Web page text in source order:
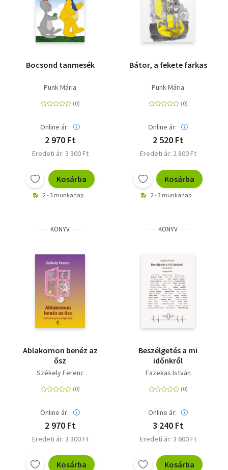
Bocsond tanmesék
Punk Mária
Online ár:
2 970 Ft
Eredeti ár: 3 300 Ft
Kosárba
2 - 3 munkanap
Bátor, a fekete farkas
Punk Mária
Online ár:
2 520 Ft
Eredeti ár: 2 800 Ft
Kosárba
2 - 3 munkanap
KÖNYV
Ablakomon benéz az
ősz
Székely Ferenc
Online ár:
2 970 Ft
Eredeti ár: 3 300 Ft
Kosárba
KÖNYV
Beszélgetés a mi
időnkről
Fazekas István
Online ár:
3 240 Ft
Eredeti ár: 3 600 Ft
Kosárba